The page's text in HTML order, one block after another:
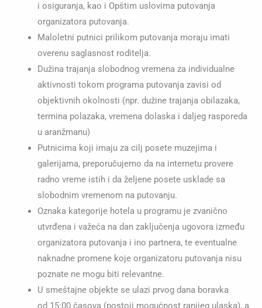
i osiguranja, kao i Opštim uslovima putovanja
organizatora putovanja.
Maloletni putnici prilikom putovanja moraju imati
overenu saglasnost roditelja.
Dužina trajanja slobodnog vremena za individualne
aktivnosti tokom programa putovanja zavisi od
objektivnih okolnosti (npr. dužine trajanja obilazaka,
termina polazaka, vremena dolaska i daljeg rasporeda
u aranžmanu)
Putnicima koji imaju za cilj posete muzejima i
galerijama, preporučujemo da na internetu provere
radno vreme istih i da željene posete usklade sa
slobodnim vremenom na putovanju.
Oznaka kategorije hotela u programu je zvanično
utvrđena i važeća na dan zaključenja ugovora između
organizatora putovanja i ino partnera, te eventualne
naknadne promene koje organizatoru putovanja nisu
poznate ne mogu biti relevantne.
U smeštajne objekte se ulazi prvog dana boravka
od 15:00 časova (postoji mogućnost ranijeg ulaska), a